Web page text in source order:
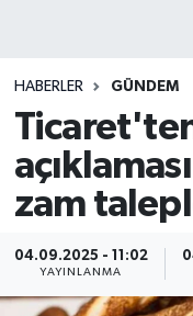
HABERLER GÜNDEM
zam
04.09.2025 - 11:02
YAYINLANMA